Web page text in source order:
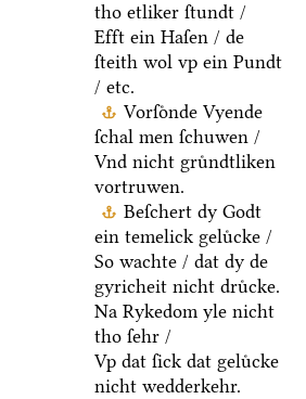
tho etliker ſtundt /
Efft ein Haſen / de
ſteith wol vp ein Pundt
/ etc.
Vorſoͤnde Vyende
ſchal men ſchuwen /
Vnd nicht gruͤndtliken
vortruwen.
Beſchert dy Godt
ein temelick geluͤcke /
So wachte / dat dy de
gyricheit nicht druͤcke.
Na Rykedom yle nicht
tho ſehr /
Vp dat ſick dat geluͤcke
nicht wedderkehr.